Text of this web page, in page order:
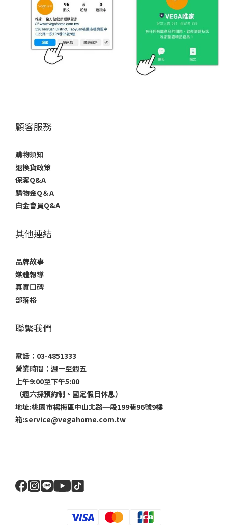
顧客服務
購物須知
退換貨政策
保潔Q&A
購物金Q＆A
白金會員Q&A
其他連結
品牌故事
媒體報導
真實口碑
部落格
聯繫我們
電話：03-4851333
營業時間：週一至週五
上午9:00至下午5:00
（週六採預約制、國定假日休息）
地址:桃園市楊梅區中山北路一段199巷96號9樓
箱:service@vegahome.com.tw